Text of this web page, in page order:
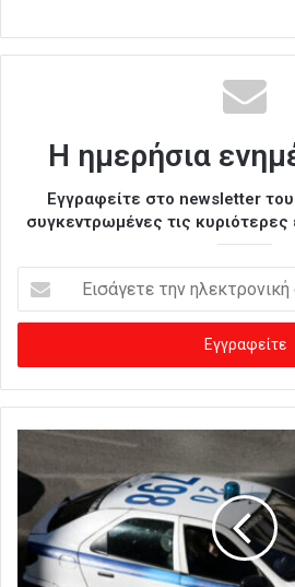
Η ημερήσια
Εγγραφείτε στο newsletter
συγκεντρωμένες τις κυριότερες
σ
γ
ε
τ
η
ε